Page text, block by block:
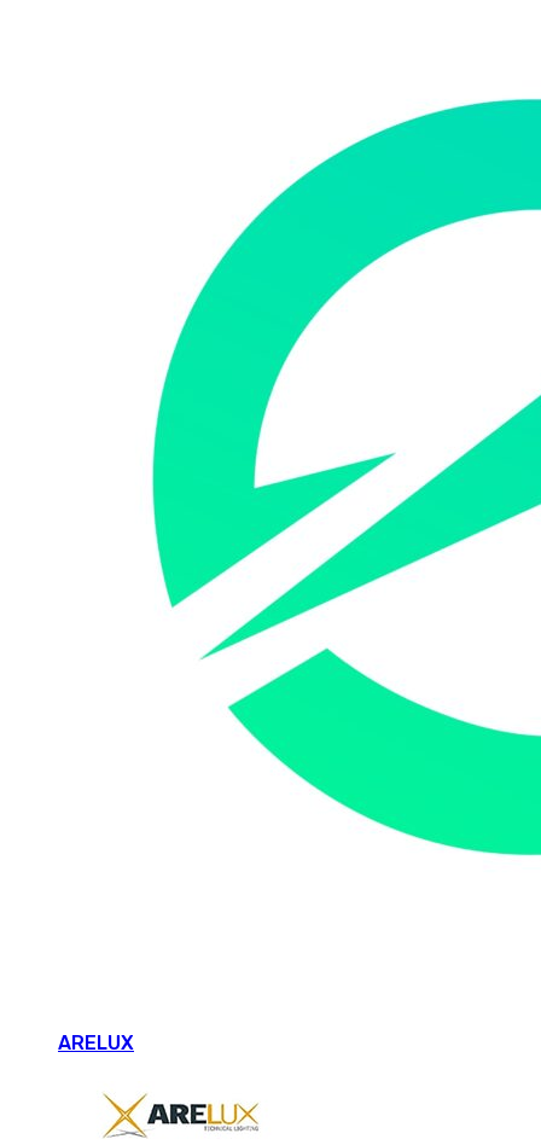
ARELUX